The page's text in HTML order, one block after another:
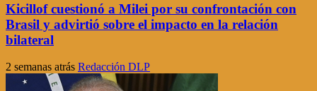
Kicillof cuestionó a Milei por su confrontación con
Brasil y advirtió sobre el impacto en la relación
bilateral
2 semanas atrás Redacción DLP